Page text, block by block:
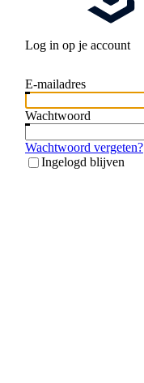
Log in op je account
E-mailadres
Wachtwoord
Wachtwoord vergeten?
Ingelogd blijven